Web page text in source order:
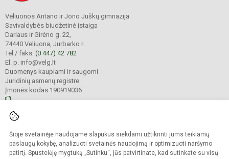
Šioje svetainėje naudojame slapukus siekdami užtikrinti jums teikiamų
paslaugų kokybę, analizuoti svetainės naudojimą ir optimizuoti naršymo
patirtį. Spustelėję mygtuką „Sutinku“, jūs patvirtinate, kad sutinkate su visų
Veliuonos Antano ir Jono Juškų gimnazija
Savivaldybės biudžetinė įstaiga
Dariaus ir Girėno g. 22,
74440 Veliuona, Jurbarko r.
Tel./ faks. (0 447) 42 782
El. p. info@velg.lt
Duomenys kaupiami ir saugomi
Juridinių asmenų registre
Įmonės kodas 190919036
Kopijuoti turinį be raštiško gimnazijos administracijos sutikimo griežtai
draudžiama.
Prieinamumo paraiška Slapukų valdymas